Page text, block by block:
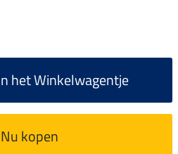
het Winkelwagentje
Nu kopen